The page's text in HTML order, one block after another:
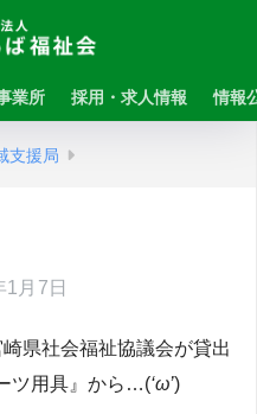
業所 採用・求人情報 情報
支援局
1月7日
県社会福祉協議会が貸出
ツ用具』から…(‘ω’)